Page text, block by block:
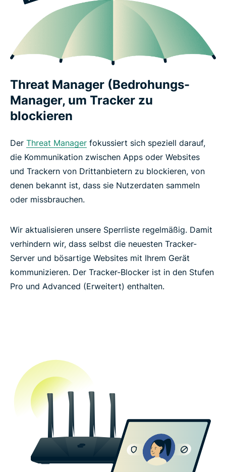
Threat Manager (Bedrohungs-
Manager, um Tracker zu
blockieren
Der Threat Manager fokussiert sich speziell darauf,
die Kommunikation zwischen Apps oder Websites
und Trackern von Drittanbietern zu blockieren, von
denen bekannt ist, dass sie Nutzerdaten sammeln
oder missbrauchen.
Wir aktualisieren unsere Sperrliste regelmäßig. Damit
verhindern wir, dass selbst die neuesten Tracker-
Server und bösartige Websites mit Ihrem Gerät
kommunizieren. Der Tracker-Blocker ist in den Stufen
Pro und Advanced (Erweitert) enthalten.